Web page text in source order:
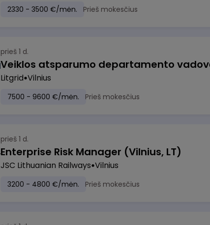
2330 - 3500 €/mėn. Prieš mokesčius
prieš 1 d.
Litgrid Vilnius
7500 - 9600 €/mėn. Prieš mokesčius
prieš 1 d.
Enterprise Risk Manager (Vilnius, LT)
JSC Lithuanian Railways Vilnius
3200 - 4800 €/mėn. Prieš mokesčius